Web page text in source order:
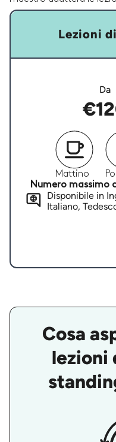
Lezioni
Da
Mattino
Numero massimo
Disponibile in
Italiano,
Cosa
lezioni